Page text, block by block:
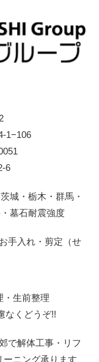
1−106
6
城・栃木・群馬・
墓石耐震強度
手入れ・剪定（せ
・生前整理
なくどうぞ!!
で解体工事・リフ
ーニング承ります